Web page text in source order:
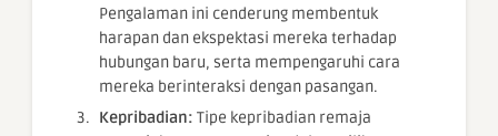
Pengalaman ini cenderung membentuk
harapan dan ekspektasi mereka terhadap
hubungan baru, serta mempengaruhi cara
mereka berinteraksi dengan pasangan.
Kepribadian: Tipe kepribadian remaja